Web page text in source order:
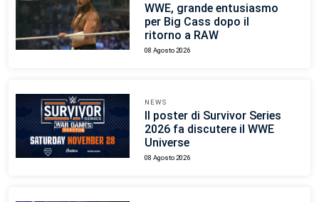
WWE, grande entusiasmo
per Big Cass dopo il
ritorno a RAW
08 Agosto 2026
NEWS
Il poster di Survivor Series
2026 fa discutere il WWE
Universe
08 Agosto 2026